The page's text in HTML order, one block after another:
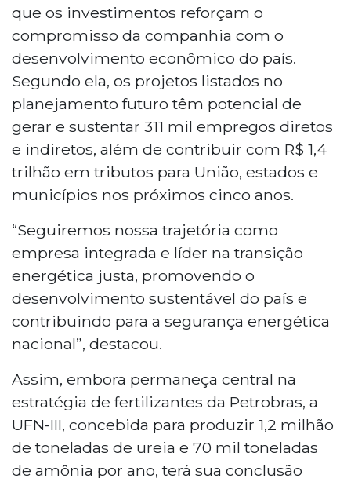
que os investimentos reforçam o
compromisso da companhia com o
desenvolvimento econômico do país.
Segundo ela, os projetos listados no
planejamento futuro têm potencial de
gerar e sustentar 311 mil empregos diretos
e indiretos, além de contribuir com R$ 1,4
trilhão em tributos para União, estados e
municípios nos próximos cinco anos.
“Seguiremos nossa trajetória como
empresa integrada e líder na transição
energética justa, promovendo o
desenvolvimento sustentável do país e
contribuindo para a segurança energética
nacional”, destacou.
Assim, embora permaneça central na
estratégia de fertilizantes da Petrobras, a
UFN-III, concebida para produzir 1,2 milhão
de toneladas de ureia e 70 mil toneladas
de amônia por ano, terá sua conclusão